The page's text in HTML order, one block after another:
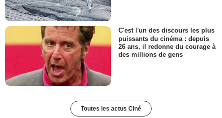
C'est l'un des discours les plus
puissants du cinéma : depuis
26 ans, il redonne du courage à
des millions de gens
Toutes les actus Ciné